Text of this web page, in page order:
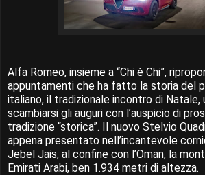
Alfa Romeo, insieme a “Chi è Chi”,
appuntamenti che ha fatto la storia del
italiano, il tradizionale incontro di Natale,
scambiarsi gli auguri con l’auspicio di
tradizione “storica”. Il nuovo Stelvio
appena presentato nell’incantevole
Jebel Jais, al confine con l’Oman, la
Emirati Arabi, ben 1.934 metri di altezza.